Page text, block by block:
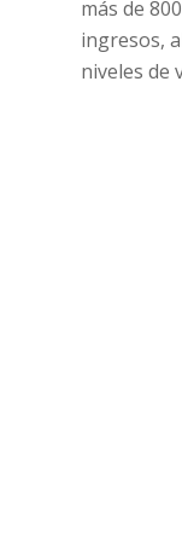
más de
ingresos,
niveles de